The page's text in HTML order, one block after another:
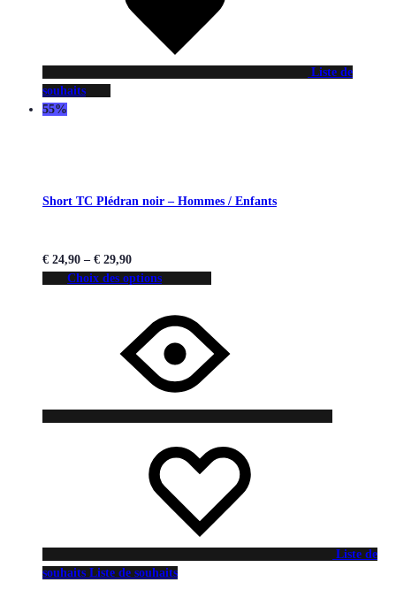
Liste de
souhaits
55%
Short TC Plédran noir – Hommes / Enfants
€ 24,90 – € 29,90
Choix des options
Liste de
souhaits Liste de souhaits